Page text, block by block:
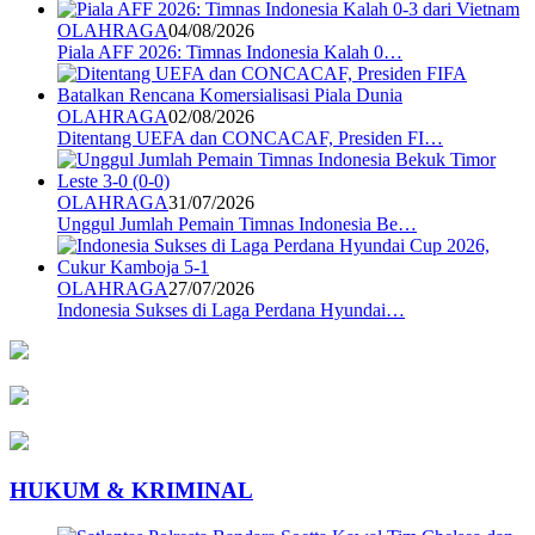
OLAHRAGA04/08/2026
Piala AFF 2026: Timnas Indonesia Kalah 0…
OLAHRAGA02/08/2026
Ditentang UEFA dan CONCACAF, Presiden FI…
OLAHRAGA31/07/2026
Unggul Jumlah Pemain Timnas Indonesia Be…
OLAHRAGA27/07/2026
Indonesia Sukses di Laga Perdana Hyundai…
HUKUM & KRIMINAL